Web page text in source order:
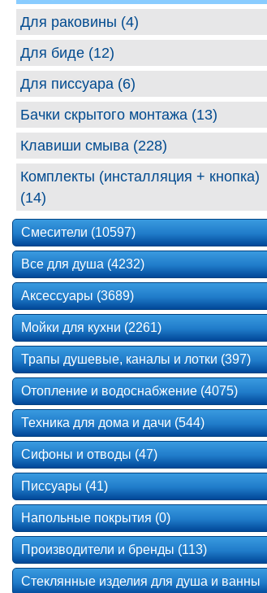
Для раковины (4)
Для биде (12)
Для писсуара (6)
Бачки скрытого монтажа (13)
Клавиши смыва (228)
Комплекты (инсталляция + кнопка)
(14)
Смесители (10597)
Все для душа (4232)
Аксессуары (3689)
Мойки для кухни (2261)
Трапы душевые, каналы и лотки (397)
Отопление и водоснабжение (4075)
Техника для дома и дачи (544)
Сифоны и отводы (47)
Писсуары (41)
Напольные покрытия (0)
Производители и бренды (113)
Стеклянные изделия для душа и ванны